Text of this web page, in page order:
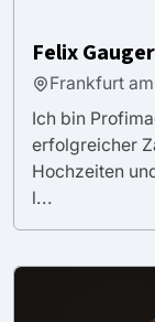
Felix Gauger
Frankfurt
Ich bin
erfolgreicher
Hochzeiten
l...